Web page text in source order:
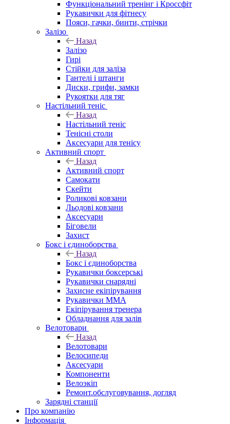
Функціональний тренінг і Кроссфіт
Рукавички для фітнесу
Пояси, гачки, бинти, стрічки
Залізо
Назад
Залізо
Гирі
Стійки для заліза
Гантелі і штанги
Диски, грифи, замки
Рукоятки для тяг
Настільний теніс
Назад
Настільний теніс
Тенісні столи
Аксесуари для тенісу
Активний спорт
Назад
Активний спорт
Самокати
Скейти
Роликові ковзани
Льодові ковзани
Аксесуари
Біговели
Захист
Бокс і єдиноборства
Назад
Бокс і єдиноборства
Рукавички боксерські
Рукавички снарядні
Захисне екіпірування
Рукавички ММА
Екіпірування тренера
Обладнання для залів
Велотовари
Назад
Велотовари
Велосипеди
Аксесуари
Компоненти
Велоэкіп
Ремонт.обслуговування, догляд
Зарядні станції
Про компанію
Інформація